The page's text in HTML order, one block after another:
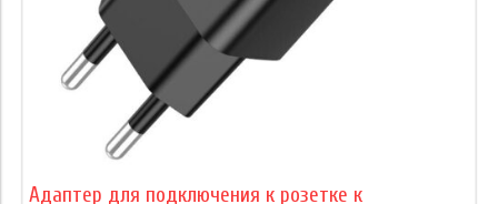
Адаптер для подключения к розетке к